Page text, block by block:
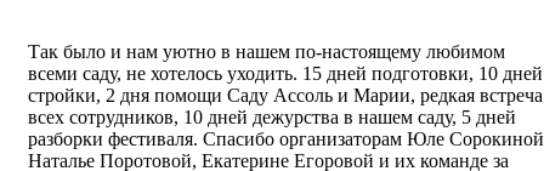
Так было и нам уютно в нашем по-настоящему любимом
всеми саду, не хотелось уходить. 15 дней подготовки, 10 дней
стройки, 2 дня помощи Саду Ассоль и Марии, редкая встреча
всех сотрудников, 10 дней дежурства в нашем саду, 5 дней
разборки фестиваля. Спасибо организаторам Юле
Наталье Поротовой, Екатерине Егоровой и их команде за